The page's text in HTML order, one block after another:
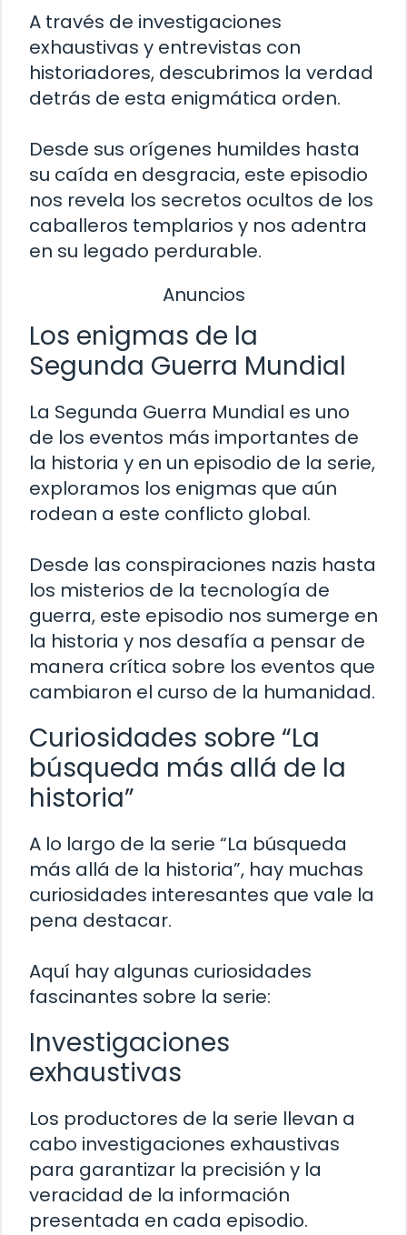
A través de investigaciones
exhaustivas y entrevistas con
historiadores, descubrimos la verdad
detrás de esta enigmática orden.
Desde sus orígenes humildes hasta
su caída en desgracia, este episodio
nos revela los secretos ocultos de los
caballeros templarios y nos adentra
en su legado perdurable.
Anuncios
Los enigmas de la
Segunda Guerra Mundial
La Segunda Guerra Mundial es uno
de los eventos más importantes de
la historia y en un episodio de la serie,
exploramos los enigmas que aún
rodean a este conflicto global.
Desde las conspiraciones nazis hasta
los misterios de la tecnología de
guerra, este episodio nos sumerge en
la historia y nos desafía a pensar de
manera crítica sobre los eventos que
cambiaron el curso de la humanidad.
Curiosidades sobre “La
búsqueda más allá de la
historia”
A lo largo de la serie “La búsqueda
más allá de la historia”, hay muchas
curiosidades interesantes que vale la
pena destacar.
Aquí hay algunas curiosidades
fascinantes sobre la serie:
Investigaciones
exhaustivas
Los productores de la serie llevan a
cabo investigaciones exhaustivas
para garantizar la precisión y la
veracidad de la información
presentada en cada episodio.